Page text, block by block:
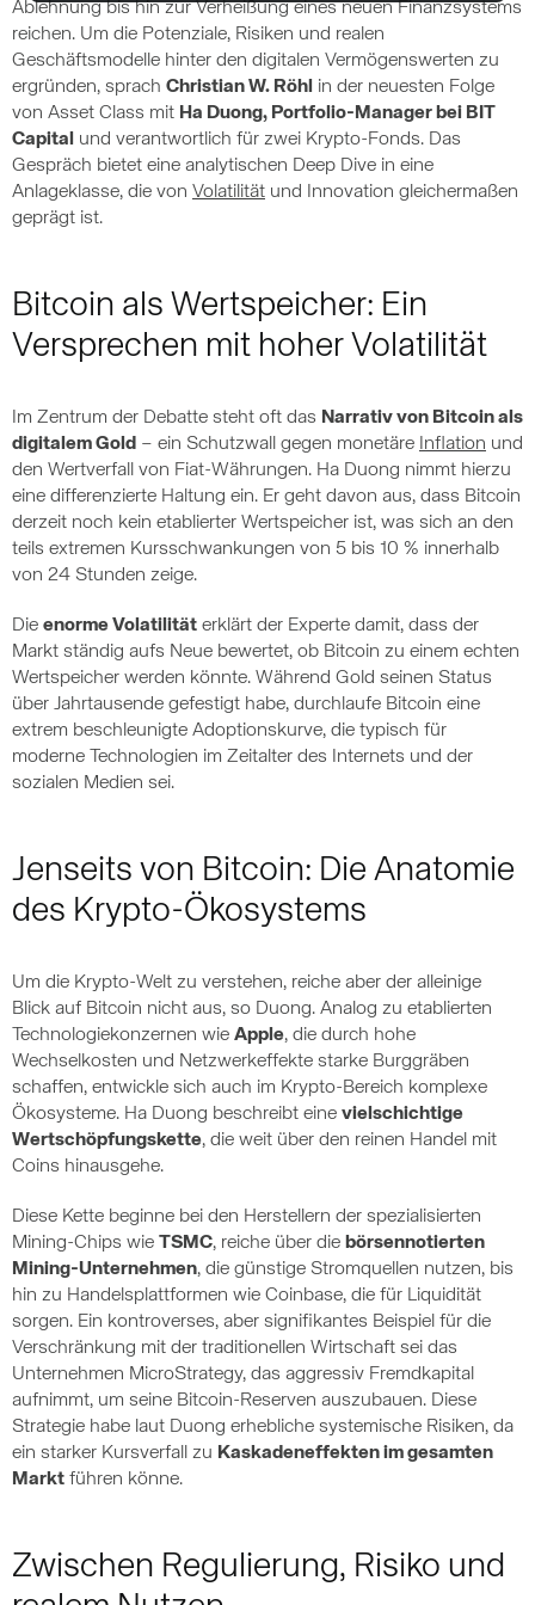
Ablehnung bis hin zur Verheißung eines neuen Finanzsystems
reichen. Um die Potenziale, Risiken und realen
Geschäftsmodelle hinter den digitalen Vermögenswerten zu
ergründen, sprach Christian W. Röhl in der neuesten Folge
von Asset Class mit Ha Duong, Portfolio-Manager bei BIT
Capital
und verantwortlich für zwei Krypto-Fonds. Das
Gespräch bietet eine analytischen Deep Dive in eine
Anlageklasse, die von Volatilität und Innovation gleichermaßen
geprägt ist.
Bitcoin als Wertspeicher: Ein
Versprechen mit hoher Volatilität
Im Zentrum der Debatte steht oft das Narrativ von Bitcoin als
digitalem Gold – ein Schutzwall gegen monetäre Inflation und
den Wertverfall von Fiat-Währungen. Ha Duong nimmt hierzu
eine differenzierte Haltung ein. Er geht davon aus, dass Bitcoin
derzeit noch kein etablierter Wertspeicher ist, was sich an den
teils extremen Kursschwankungen von 5 bis 10 % innerhalb
von 24 Stunden zeige.
Die enorme Volatilität erklärt der Experte damit, dass der
Markt ständig aufs Neue bewertet, ob Bitcoin zu einem echten
Wertspeicher werden könnte. Während Gold seinen Status
über Jahrtausende gefestigt habe, durchlaufe Bitcoin eine
extrem beschleunigte Adoptionskurve, die typisch für
moderne Technologien im Zeitalter des Internets und der
sozialen Medien sei.
Jenseits von Bitcoin: Die Anatomie
des Krypto-Ökosystems
Um die Krypto-Welt zu verstehen, reiche aber der alleinige
Blick auf Bitcoin nicht aus, so Duong. Analog zu etablierten
Technologiekonzernen wie Apple, die durch hohe
Wechselkosten und Netzwerkeffekte starke Burggräben
schaffen, entwickle sich auch im Krypto-Bereich komplexe
Ökosysteme. Ha Duong beschreibt eine vielschichtige
Wertschöpfungskette, die weit über den reinen Handel mit
Coins hinausgehe.
Diese Kette beginne bei den Herstellern der spezialisierten
Mining-Chips wie TSMC, reiche über die börsennotierten
Mining-Unternehmen, die günstige Stromquellen nutzen, bis
hin zu Handelsplattformen wie Coinbase, die für Liquidität
sorgen. Ein kontroverses, aber signifikantes Beispiel für die
Verschränkung mit der traditionellen Wirtschaft sei das
Unternehmen MicroStrategy, das aggressiv Fremdkapital
aufnimmt, um seine Bitcoin-Reserven auszubauen. Diese
Strategie habe laut Duong erhebliche systemische Risiken, da
ein starker Kursverfall zu Kaskadeneffekten im gesamten
Markt führen könne.
Zwischen Regulierung, Risiko und